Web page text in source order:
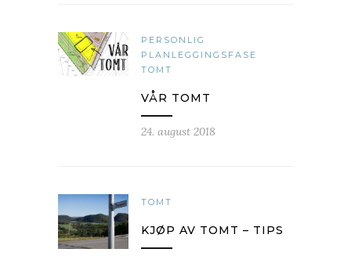
PERSONLIG
PLANLEGGINGSFASE
TOMT
VÅR TOMT
24. august 2018
TOMT
KJØP AV TOMT – TIPS